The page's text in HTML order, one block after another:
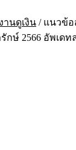
านดูเงิน / แนวข้อ
กษ์ 2566 อัพเดท